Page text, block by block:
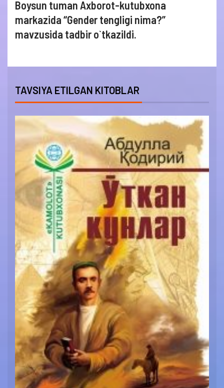
Boysun tuman Axborot-kutubxona
markazida “Gender tengligi nima?”
mavzusida tadbir o`tkazildi.
TAVSIYA ETILGAN KITOBLAR